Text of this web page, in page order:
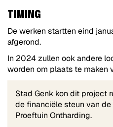
TIMING
De werken startten eind
afgerond.
In 2024 zullen ook andere
worden om plaats te maken
Stad Genk kon dit project
de financiële steun van
Proeftuin Ontharding.